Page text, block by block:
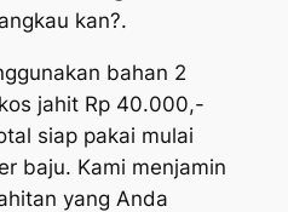
kan?.
bahan 2
jahit Rp 40.000,-
siap pakai mulai
baju. Kami menjamin
yang Anda